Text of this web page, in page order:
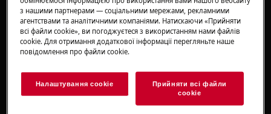
ВНИМАНИЕ!ОПАСНОСТЬ ПОВРЕЖДЕНИЯ
ГЛАЗ
При выполнении работ по обслуживанию или
з нашими партнерами — соціальними мережами, рекламними
агентствами та аналітичними компаніями. Натискаючи «Прийняти
всі файли сookie», ви погоджуєтеся з використанням нами файлів
cookie. Для отримання додаткової інформації перегляньте наше
повідомлення про файли сookie.
Налаштування cookie
Прийняти всі файли
сookie